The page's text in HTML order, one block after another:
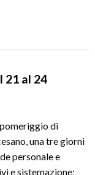
21 al 24
di
una tre giorni
personale e
e sistemazione;